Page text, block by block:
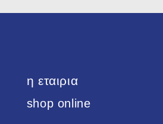
η εταιρια
shop online